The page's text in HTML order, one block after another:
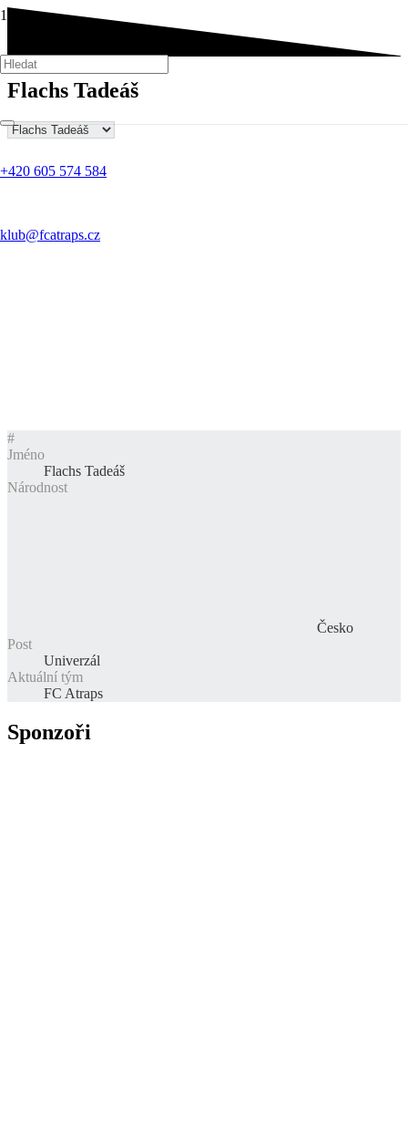
+420 605 574 584
klub@fcatraps.cz
Flachs Tadeáš
#
Jméno
Flachs Tadeáš
Národnost
Česko
Post
Univerzál
Aktuální tým
FC Atraps
Sponzoři